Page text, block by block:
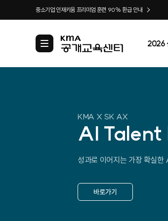
중소기업 인재키움 프리미엄 훈련 90% 환급 안내
카
테
2026